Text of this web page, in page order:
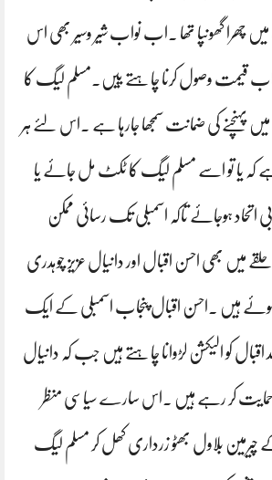
چھرا گھونپا تھا ۔اب نواب شیر وسیر بھی اس
قیمت وصول کرنا چاہتے ییں۔مسلم لیگ کا
پہنچنے کی ضمانت سمجھا جارہا ہے ۔اس لئے ہر
کہ یا تو اسے مسلم لیگ کا ٹکٹ مل جائے یا
اتحاد ہوجائے تاکہ اسمبلی تک رسائی ممکن
میں بھی احسن اقبال اور دانیال عزیز چوہدری
ہیں ۔احسن اقبال پنجاب اسمبلی کے ایک
اقبال کو الیکشن لڑوانا چاہتے ہیں جب کہ دانیال
حمایت کر رہے ہیں ۔اس سارے سیاسی منظر
چیرمین بلاول بھٹو زرداری کھل کر مسلم لیگ